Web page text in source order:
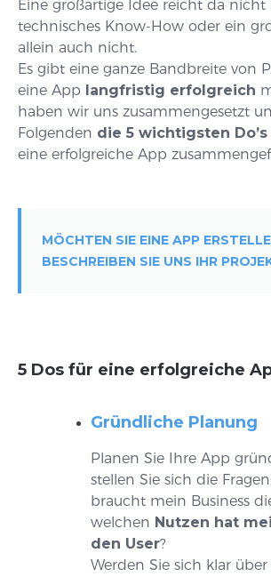
Eine großartige Idee reicht da nicht
technisches Know-How oder ein
allein auch nicht.
Es gibt eine ganze Bandbreite von
eine App langfristig erfolgreich
haben wir uns zusammengesetzt
Folgenden die 5 wichtigsten Do’s
eine erfolgreiche App
MÖCHTEN SIE EINE APP
BESCHREIBEN SIE UNS IHR
5 Dos für eine erfolgreiche
Gründliche Planung
Planen Sie Ihre App
stellen Sie sich die
braucht mein Business
welchen Nutzen hat
den User?
Werden Sie sich klar